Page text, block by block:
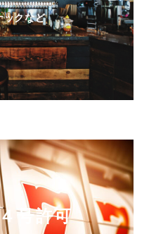
ックなど
号許可